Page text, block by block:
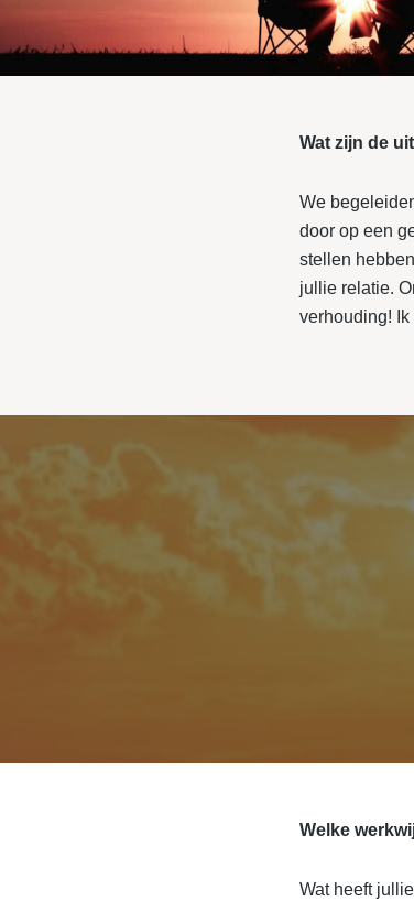
Wat zijn de
We
door op een
stellen
jullie relatie.
verhouding!
Welke
Wat heeft